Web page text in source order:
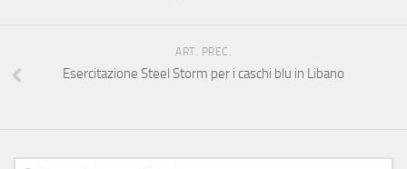
ART. PREC.
Esercitazione Steel Storm per i caschi blu in Libano